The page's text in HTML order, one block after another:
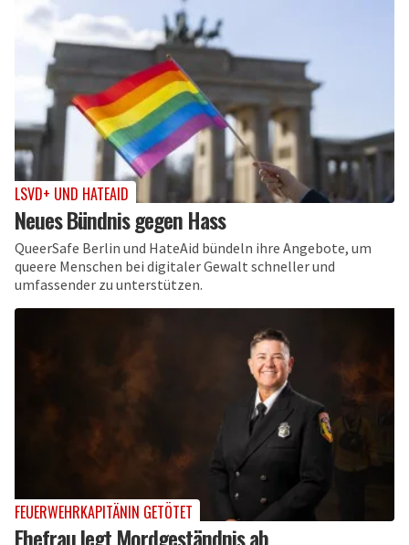
LSVD+ UND HATEAID
Neues Bündnis gegen Hass
QueerSafe Berlin und HateAid bündeln ihre Angebote, um
queere Menschen bei digitaler Gewalt schneller und
umfassender zu unterstützen.
FEUERWEHRKAPITÄNIN GETÖTET
Ehefrau legt Mordgeständnis ab